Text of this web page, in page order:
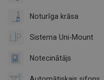
Noturīga krāsa
Sistema Uni-Mount
Notecinātājs